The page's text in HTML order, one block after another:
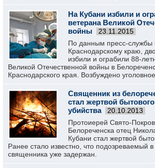
На Кубани избили и
ветерана Великой
войны
23.11.2015
По данным пресс-
Краснодарскому краю,
избили и ограбили 88-
Великой Отечественной войны в
Краснодарского края. Возбуждено
Священник из
стал жертвой бытового
убийства
20.10.2013
Протоиерей Свято-
Белореченска отец
Кубани стал жертвой
Ранее стало известно, что подозреваемый в
священника уже задержан.